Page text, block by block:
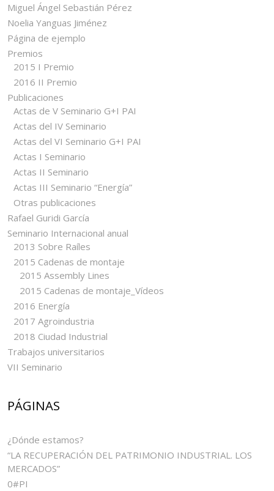
Miguel Ángel Sebastián Pérez
Noelia Yanguas Jiménez
Página de ejemplo
Premios
2015 I Premio
2016 II Premio
Publicaciones
Actas de V Seminario G+I PAI
Actas del IV Seminario
Actas del VI Seminario G+I PAI
Actas I Seminario
Actas II Seminario
Actas III Seminario “Energía”
Otras publicaciones
Rafael Guridi García
Seminario Internacional anual
2013 Sobre Raíles
2015 Cadenas de montaje
2015 Assembly Lines
2015 Cadenas de montaje_Vídeos
2016 Energía
2017 Agroindustria
2018 Ciudad Industrial
Trabajos universitarios
VII Seminario
PÁGINAS
¿Dónde estamos?
“LA RECUPERACIÓN DEL PATRIMONIO INDUSTRIAL. LOS
MERCADOS”
0#PI